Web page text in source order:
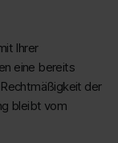
Ihrer
eine bereits
der
bleibt vom